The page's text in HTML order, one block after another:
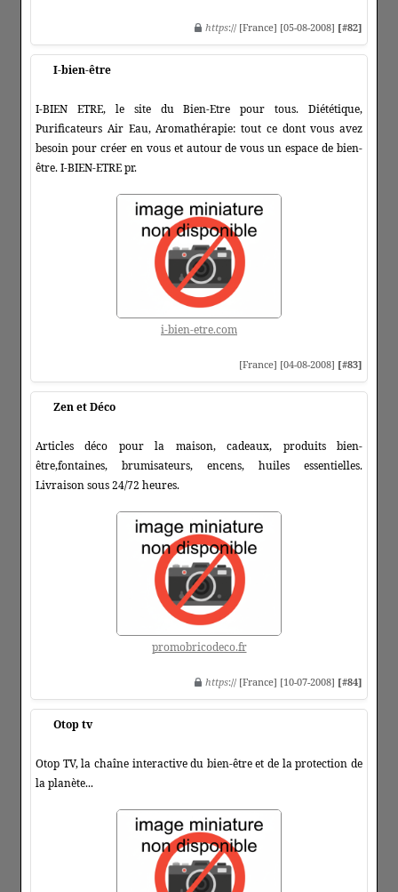
https:// [France] [05-08-2008] [#82]
I-bien-être
I-BIEN ETRE, le site du Bien-Etre pour tous. Diététique,
Purificateurs Air Eau, Aromathérapie: tout ce dont vous avez
besoin pour créer en vous et autour de vous un espace de bien-
être. I-BIEN-ETRE pr.
i-bien-etre.com
[France] [04-08-2008] [#83]
Zen et Déco
Articles déco pour la maison, cadeaux, produits bien-
être,fontaines, brumisateurs, encens, huiles essentielles.
Livraison sous 24/72 heures.
promobricodeco.fr
https:// [France] [10-07-2008] [#84]
Otop tv
Otop TV, la chaîne interactive du bien-être et de la protection de
la planète...